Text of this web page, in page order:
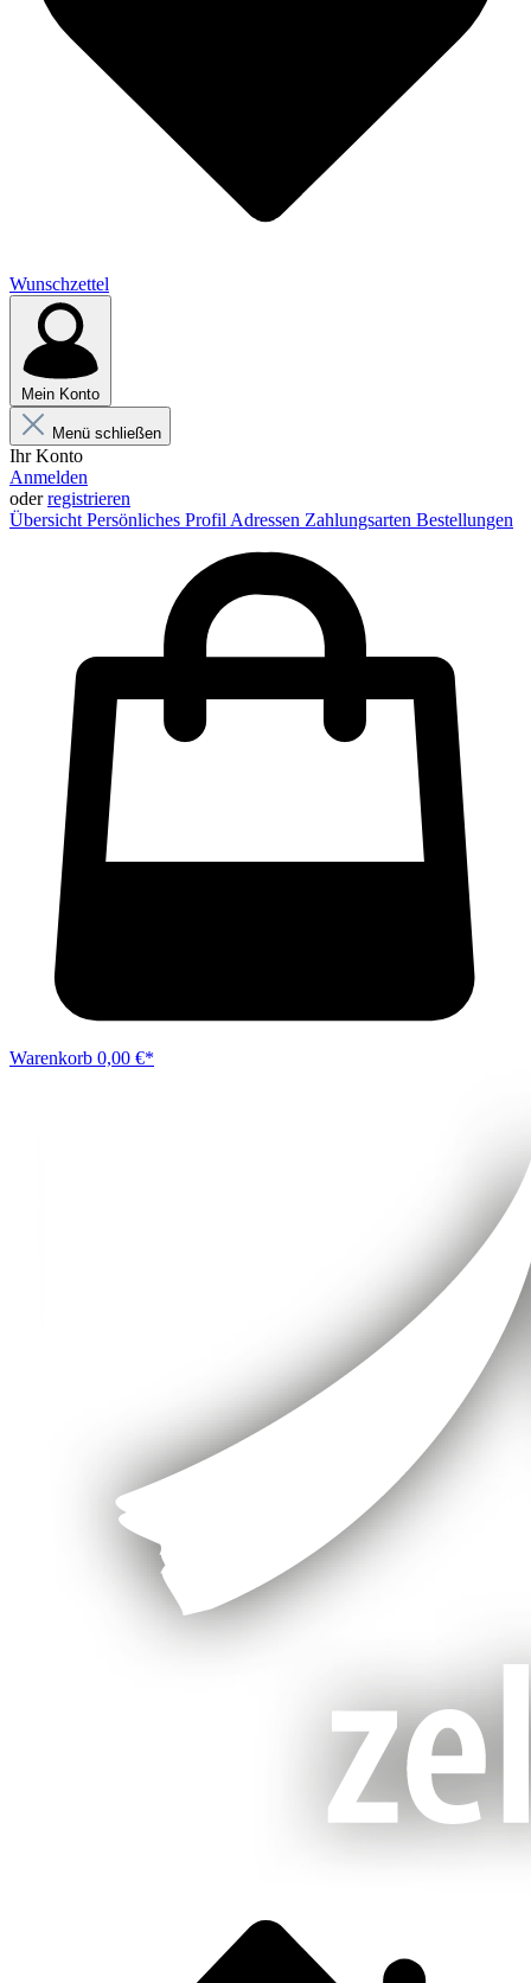
Wunschzettel
Mein Konto
Menü schließen
Ihr Konto
Anmelden
oderregistrieren
Übersicht Persönliches Profil Adressen Zahlungsarten Bestellungen
Warenkorb 0,00 €*